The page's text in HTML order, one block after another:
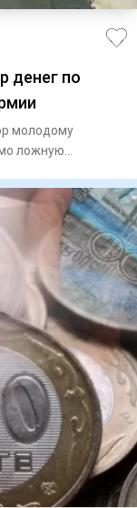
денег по
молодому
ложную